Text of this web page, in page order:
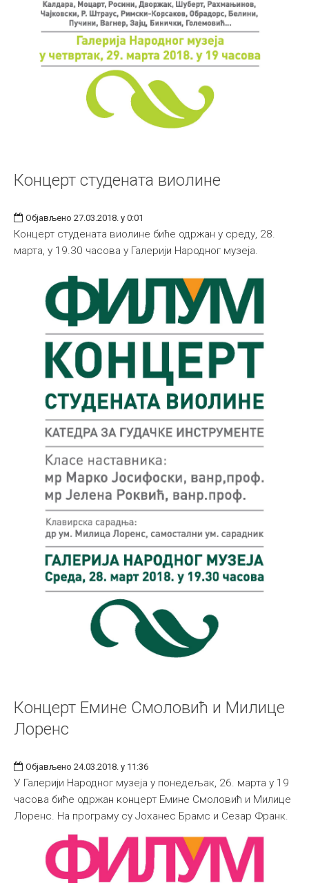
Концерт студената виолине
Објављено 27.03.2018. у 0:01
Концерт студената виолине биће одржан у среду, 28.
марта, у 19.30 часова у Галерији Народног музеја.
Концерт Емине Смоловић и Милице
Лоренс
Објављено 24.03.2018. у 11:36
У Галерији Народног музеја у понедељак, 26. марта у 19
часова биће одржан концерт Емине Смоловић и Милице
Лоренс. На програму су Јоханес Брамс и Сезар Франк.